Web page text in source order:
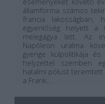
államforma számos
francia
egyenlőség helyett
melegágya lett. Az
Napóleon uralma
gyenge külpolitikája
helyzettel szemben
hatalmi pólust teremtett
a Frank...